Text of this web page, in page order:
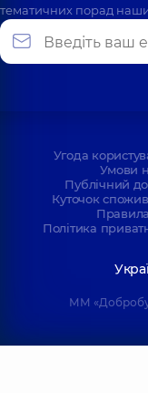
тематичних порад
Угода
Умови
Публічний
Куточок
Політика
ММ